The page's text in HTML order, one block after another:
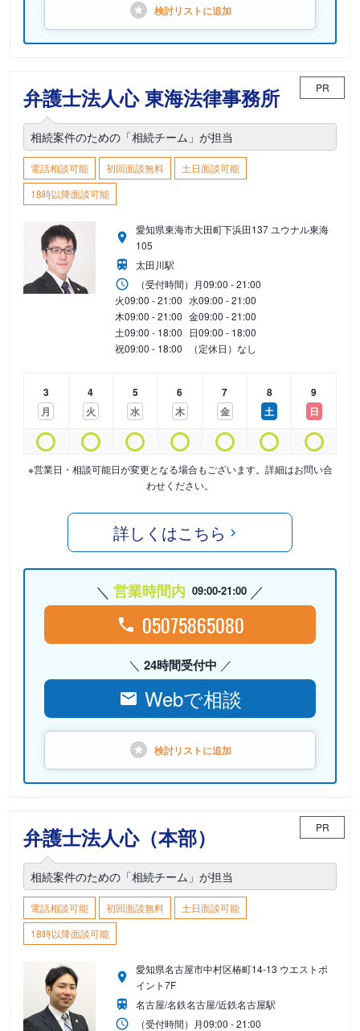
検討リストに追加
弁護士法人心 東海法律事務所 PR
相続案件のための「相続チーム」が担当
電話相談可能 初回面談無料
土日面談可能
18時以降面談可能
愛知県東海市大田町下浜田137 ユウナル東海
105
太田川駅
（受付時間） 月09:00 - 21:00
火09:00 - 21:00 水09:00 - 21:00
木09:00 - 21:00 金09:00 - 21:00
土09:00 - 18:00 日09:00 - 18:00
祝09:00 - 18:00 （定休日）なし
3
月
4
火
5
水
6
木
7
金
8
土
9
日
※営業日・相談可能日が変更となる場合もございます。詳細はお問い合
わせください。
詳しくはこちら
営業時間内 09:00-21:00
05075865080
24時間受付中
Webで相談
検討リストに追加
弁護士法人心（本部） PR
相続案件のための「相続チーム」が担当
電話相談可能 初回面談無料
土日面談可能
18時以降面談可能
愛知県名古屋市中村区椿町14-13 ウエストポ
イント7F
名古屋/名鉄名古屋/近鉄名古屋駅
（受付時間） 月09:00 - 21:00